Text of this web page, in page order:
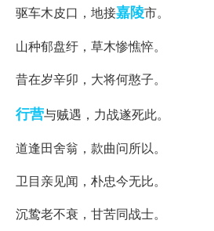
驱车木皮口，地接嘉陵市。
山种郁盘纡，草木惨憔悴。
昔在岁辛卯，大将何憨子。
行营与贼遇，力战遂死此。
道逢田舍翁，款曲问所以。
卫目亲见闻，朴忠今无比。
沉鸷老不衰，甘苦同战士。